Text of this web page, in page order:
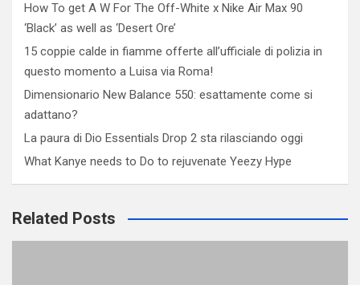
How To get A W For The Off-White x Nike Air Max 90
‘Black’ as well as ‘Desert Ore’
15 coppie calde in fiamme offerte all’ufficiale di polizia in
questo momento a Luisa via Roma!
Dimensionario New Balance 550: esattamente come si
adattano?
La paura di Dio Essentials Drop 2 sta rilasciando oggi
What Kanye needs to Do to rejuvenate Yeezy Hype
Related Posts